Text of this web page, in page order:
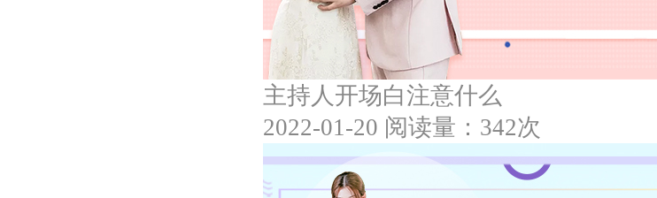
主持人开场白注意什么
2022-01-20 阅读量：342次